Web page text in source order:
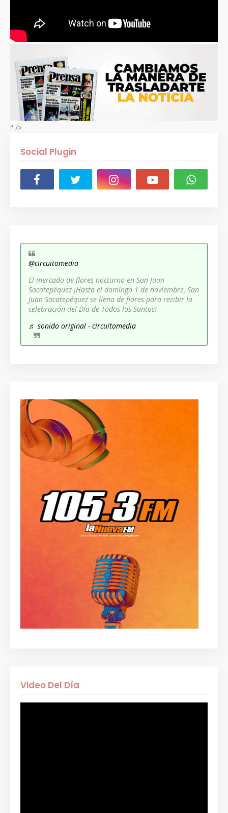
" />
Social Plugin
@circuitomedia
El mercado de flores nocturno en San Juan
Sacatepéquez ¡Hasta el domingo 1 de noviembre, San
Juan Sacatepéquez se llena de flores para recibir la
celebración del Día de Todos los Santos!
♬ sonido original - circuitomedia
Video Del Día